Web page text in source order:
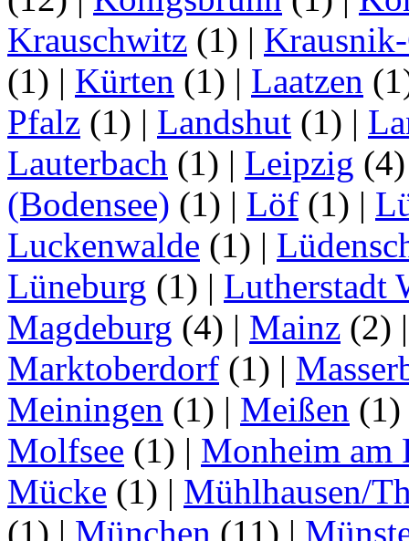
Krauschwitz (1) |
(1) | Kürten (1) | Laatzen
Pfalz (1) | Landshut (1) |
Lauterbach (1) | Leipzig
(Bodensee) (1) | Löf (1) |
Luckenwalde (1) |
Lüneburg (1) | Lutherstadt
Magdeburg (4) | Mainz (2)
Marktoberdorf (1) |
Meiningen (1) | Meißen (1)
Molfsee (1) | Monheim am
Mücke (1) | Mühlhausen/
(1) | München (11) |